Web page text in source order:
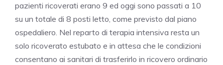
pazienti ricoverati erano 9 ed oggi sono passati a 10
su un totale di 8 posti letto, come previsto dal piano
ospedaliero. Nel reparto di terapia intensiva resta un
solo ricoverato estubato e in attesa che le condizioni
consentano ai sanitari di trasferirlo in ricovero ordinario